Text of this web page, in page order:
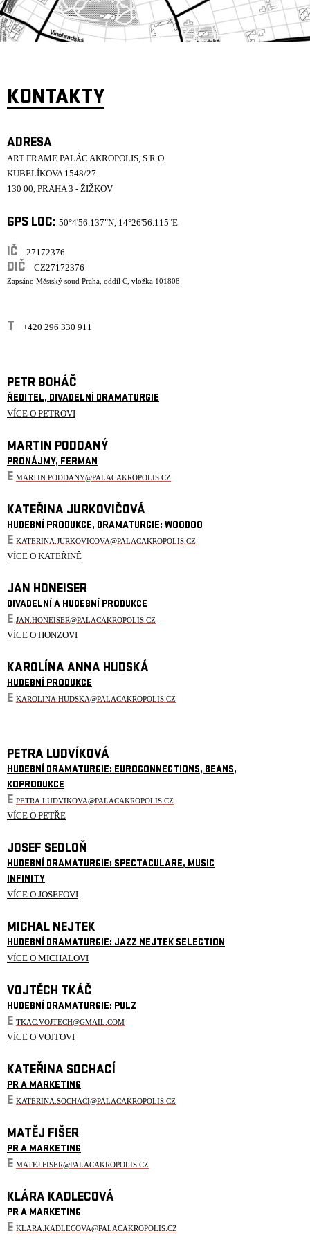
KONTAKTY
ADRESA
ART FRAME PALÁC AKROPOLIS, S.R.O.
KUBELÍKOVA 1548/27
130 00, PRAHA 3 - ŽIŽKOV
GPS LOC: 50°4'56.137"N, 14°26'56.115"E
IČ 27172376
DIČ CZ27172376
Zapsáno Městský soud Praha, oddíl C, vložka 101808
T +420 296 330 911
PETR BOHÁČ
ŘEDITEL, DIVADELNÍ DRAMATURGIE
VÍCE O PETROVI
MARTIN PODDANÝ
PRONÁJMY, FERMAN
E MARTIN.PODDANY@PALACAKROPOLIS.CZ
KATEŘINA JURKOVIČOVÁ
HUDEBNÍ PRODUKCE, DRAMATURGIE: WOODOO
E KATERINA.JURKOVICOVA@PALACAKROPOLIS.CZ
VÍCE O KATEŘINĚ
JAN HONEISER
DIVADELNÍ A HUDEBNÍ PRODUKCE
E JAN.HONEISER@PALACAKROPOLIS.CZ
VÍCE O HONZOVI
KAROLÍNA ANNA HUDSKÁ
HUDEBNÍ PRODUKCE
E KAROLINA.HUDSKA@PALACAKROPOLIS.CZ
PETRA LUDVÍKOVÁ
HUDEBNÍ DRAMATURGIE: EUROCONNECTIONS, BEANS,
KOPRODUKCE
E PETRA.LUDVIKOVA@PALACAKROPOLIS.CZ
VÍCE O PETŘE
JOSEF SEDLOŇ
HUDEBNÍ DRAMATURGIE: SPECTACULARE, MUSIC
INFINITY
VÍCE O JOSEFOVI
MICHAL NEJTEK
HUDEBNÍ DRAMATURGIE: JAZZ NEJTEK SELECTION
VÍCE O MICHALOVI
VOJTĚCH TKÁČ
HUDEBNÍ DRAMATURGIE: PULZ
E TKAC.VOJTECH@GMAIL.COM
VÍCE O VOJTOVI
KATEŘINA SOCHACÍ
PR A MARKETING
E KATERINA.SOCHACI@PALACAKROPOLIS.CZ
MATĚJ FIŠER
PR A MARKETING
E MATEJ.FISER@PALACAKROPOLIS.CZ
KLÁRA KADLECOVÁ
PR A MARKETING
E KLARA.KADLECOVA@PALACAKROPOLIS.CZ